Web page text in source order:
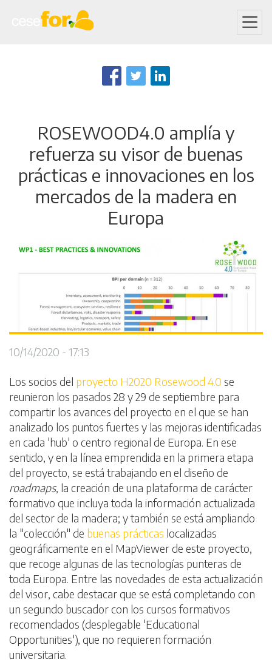
to
main
ROSEWOOD4.0 amplía y
refuerza su visor de buenas
prácticas e innovaciones en los
mercados de la madera en
Europa
10/14/2020 - 17:13
Los socios del proyecto H2020 Rosewood 4.0 se
reunieron los pasados 28 y 29 de septiembre para
compartir los avances del proyecto en el que se han
analizado los puntos fuertes y las mejoras identificadas
en cada 'hub' o centro regional de Europa. En ese
sentido, y en la línea emprendida en la primera etapa
del proyecto, se está trabajando en el diseño de
roadmaps, la creación de una plataforma de carácter
formativo que incluya toda la información actualizada
del sector de la madera; y también se está ampliando
la "colección" de buenas prácticas localizadas
geográficamente en el MapViewer de este proyecto,
que recoge algunas de las tecnologías punteras de
toda Europa. Entre las novedades de esta actualización
del visor, cabe destacar que se está completando con
un segundo buscador con los cursos formativos
recomendados (desplegable 'Educational
Opportunities'), que no requieren formación
universitaria.